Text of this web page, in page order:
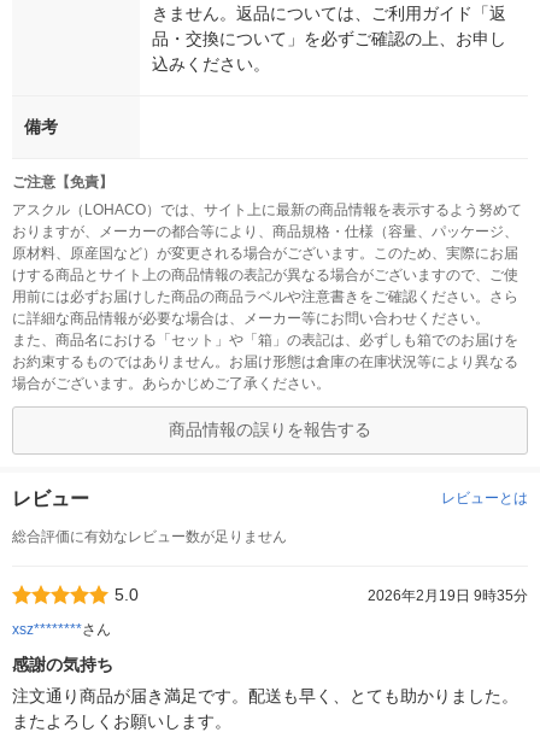
きません。返品については、ご利用ガイド「返
品・交換について」を必ずご確認の上、お申し
込みください。
備考
ご注意【免責】
アスクル（LOHACO）では、サイト上に最新の商品情報を表示するよう努めて
おりますが、メーカーの都合等により、商品規格・仕様（容量、パッケージ、
原材料、原産国など）が変更される場合がございます。このため、実際にお届
けする商品とサイト上の商品情報の表記が異なる場合がございますので、ご使
用前には必ずお届けした商品の商品ラベルや注意書きをご確認ください。さら
に詳細な商品情報が必要な場合は、メーカー等にお問い合わせください。
また、商品名における「セット」や「箱」の表記は、必ずしも箱でのお届けを
お約束するものではありません。お届け形態は倉庫の在庫状況等により異なる
場合がございます。あらかじめご了承ください。
商品情報の誤りを報告する
レビュー レビューとは
総合評価に有効なレビュー数が足りません
5.0
2026年2月19日 9時35分
xsz********さん
感謝の気持ち
注文通り商品が届き満足です。配送も早く、とても助かりました。
またよろしくお願いします。